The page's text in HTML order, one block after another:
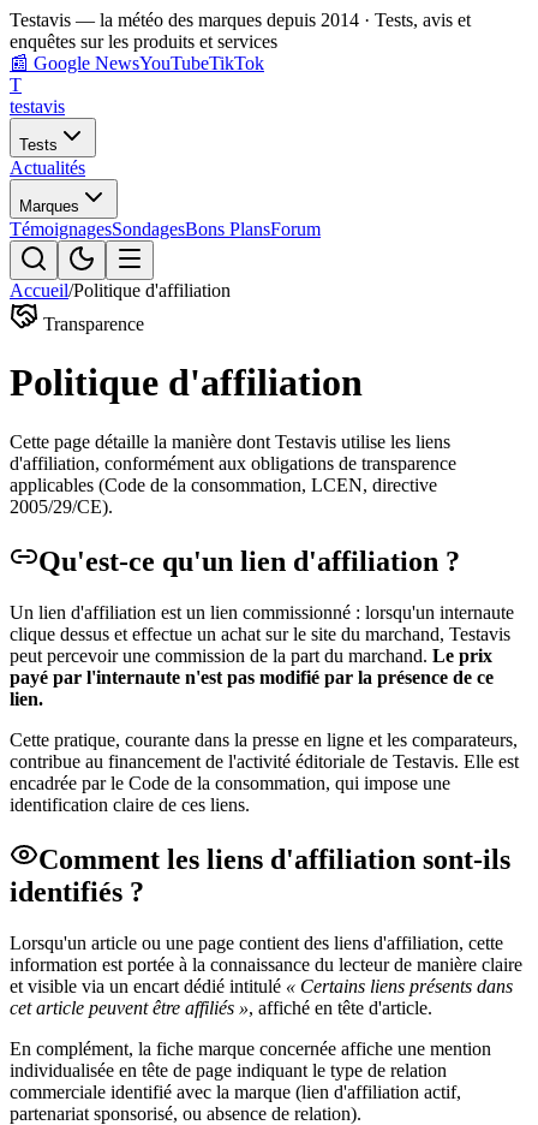
Testavis — la météo des marques depuis 2014 · Tests, avis et
enquêtes sur les produits et services
📰 Google NewsYouTubeTikTok
T
testavis
Tests
Actualités
Marques
TémoignagesSondagesBons PlansForum
Accueil/Politique d'affiliation
Transparence
Politique d'affiliation
Cette page détaille la manière dont Testavis utilise les liens
d'affiliation, conformément aux obligations de transparence
applicables (Code de la consommation, LCEN, directive
2005/29/CE).
Qu'est-ce qu'un lien d'affiliation ?
Un lien d'affiliation est un lien commissionné : lorsqu'un internaute
clique dessus et effectue un achat sur le site du marchand, Testavis
peut percevoir une commission de la part du marchand. Le prix
payé par l'internaute n'est pas modifié par la présence de ce
lien.
Cette pratique, courante dans la presse en ligne et les comparateurs,
contribue au financement de l'activité éditoriale de Testavis. Elle est
encadrée par le Code de la consommation, qui impose une
identification claire de ces liens.
Comment les liens d'affiliation sont-ils
identifiés ?
Lorsqu'un article ou une page contient des liens d'affiliation, cette
information est portée à la connaissance du lecteur de manière claire
et visible via un encart dédié intitulé « Certains liens présents dans
cet article peuvent être affiliés », affiché en tête d'article.
En complément, la fiche marque concernée affiche une mention
individualisée en tête de page indiquant le type de relation
commerciale identifié avec la marque (lien d'affiliation actif,
partenariat sponsorisé, ou absence de relation).